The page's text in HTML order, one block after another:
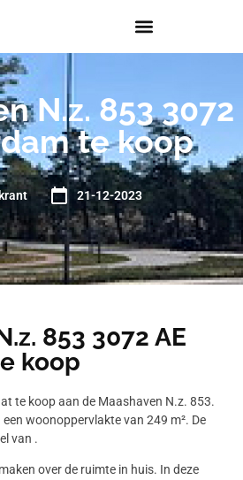
N.z. 853 3072
te koop
21-12-2023
853 3072 AE
koop
te koop aan de Maashaven N.z. 853.
woonoppervlakte van 249 m². De
van .
over de ruimte in huis. In deze